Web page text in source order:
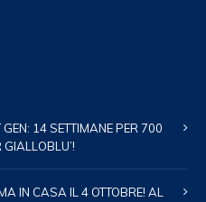
14 SETTIMANE PER 700
IN CASA IL 4 OTTOBRE! AL